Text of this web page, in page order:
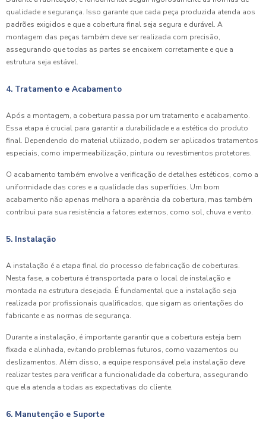
qualidade e segurança. Isso garante que cada peça produzida atenda aos
padrões exigidos e que a cobertura final seja segura e durável. A
montagem das peças também deve ser realizada com precisão,
assegurando que todas as partes se encaixem corretamente e que a
estrutura seja estável.
4. Tratamento e Acabamento
Após a montagem, a cobertura passa por um tratamento e acabamento.
Essa etapa é crucial para garantir a durabilidade e a estética do produto
final. Dependendo do material utilizado, podem ser aplicados tratamentos
especiais, como impermeabilização, pintura ou revestimentos protetores.
O acabamento também envolve a verificação de detalhes estéticos, como a
uniformidade das cores e a qualidade das superfícies. Um bom
acabamento não apenas melhora a aparência da cobertura, mas também
contribui para sua resistência a fatores externos, como sol, chuva e vento.
5. Instalação
A instalação é a etapa final do processo de fabricação de coberturas.
Nesta fase, a cobertura é transportada para o local de instalação e
montada na estrutura desejada. É fundamental que a instalação seja
realizada por profissionais qualificados, que sigam as orientações do
fabricante e as normas de segurança.
Durante a instalação, é importante garantir que a cobertura esteja bem
fixada e alinhada, evitando problemas futuros, como vazamentos ou
deslizamentos. Além disso, a equipe responsável pela instalação deve
realizar testes para verificar a funcionalidade da cobertura, assegurando
que ela atenda a todas as expectativas do cliente.
6. Manutenção e Suporte